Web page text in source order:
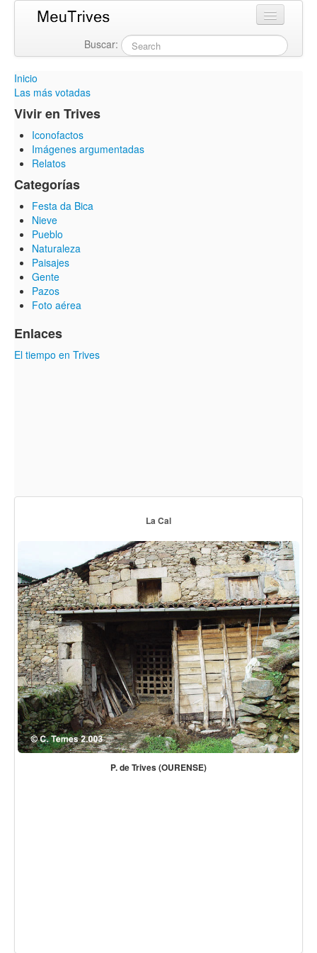
Buscar:
Inicio
Las más votadas
Vivir en Trives
Iconofactos
Imágenes argumentadas
Relatos
Categorías
Festa da Bica
Nieve
Pueblo
Naturaleza
Paisajes
Gente
Pazos
Foto aérea
Enlaces
El tiempo en Trives
La Cal
P. de Trives (OURENSE)